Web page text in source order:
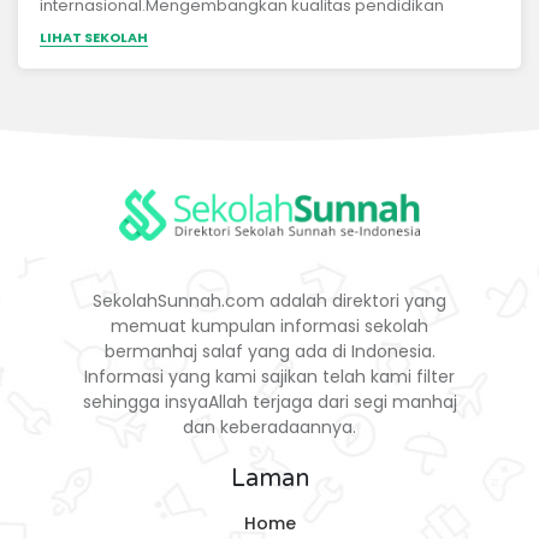
internasional.Mengembangkan kualitas pendidikan
berbasis literasi digital;Menyelenggarakan pendidikan
berbasis kompetensi keilmuan; tahfizh Al Quran, ilmu
syar'i, bahasa Arab, bahasa Inggris dan sains;Membekali
“belajar sepanjang hayat”
LIHAT SEKOLAH
SekolahSunnah.com adalah direktori yang
memuat kumpulan informasi sekolah
bermanhaj salaf yang ada di Indonesia.
Informasi yang kami sajikan telah kami filter
sehingga insyaAllah terjaga dari segi manhaj
dan keberadaannya.
Laman
Home